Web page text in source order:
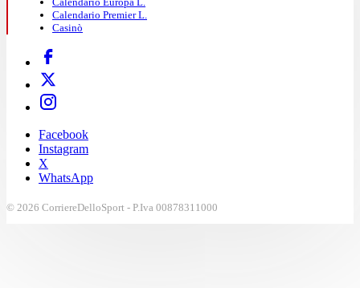
Calendario Premier L.
Casinò
Facebook
Instagram
X
WhatsApp
© 2026 CorriereDelloSport - P.Iva 00878311000